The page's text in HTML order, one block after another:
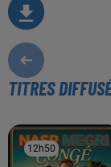
TITRES
12h50
12h50